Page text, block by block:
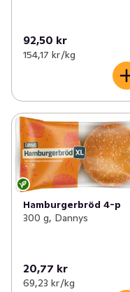
92,50 kr
154,17 kr /kg
Hamburgerbröd 4-p
300 g, Dannys
20,77 kr
69,23 kr /kg